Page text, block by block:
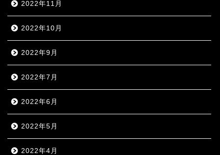
2022年11月
2022年10月
2022年9月
2022年7月
2022年6月
2022年5月
2022年4月